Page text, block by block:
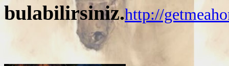
bulabilirsiniz.http://